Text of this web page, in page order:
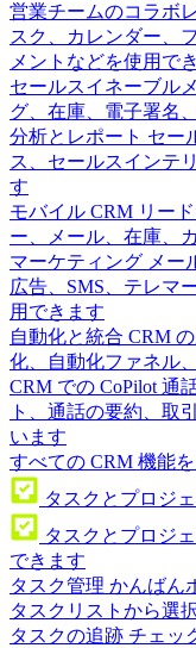
営業チームのコラボ
スク、カレンダー、
メントなどを使用で
セールスイネーブル
グ、在庫、電子署名
分析とレポート セー
ス、セールスインテ
す
モバイル CRM リー
ー、メール、在庫、
マーケティング メー
広告、SMS、テレマ
用できます
自動化と統合 CRM
化、自動化ファネル
CRM での CoPilot 通
ト、通話の要約、取
います
すべての CRM 機能
タスクとプロジ
タスクとプロジ
できます
タスク管理 かんばん
タスクリストから選
タスクの追跡 チェッ